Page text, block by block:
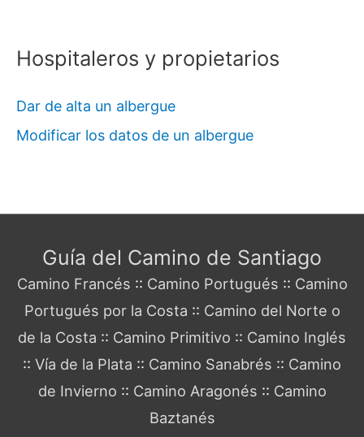
Hospitaleros y propietarios
Dar de alta un albergue
Modificar los datos de un albergue
Guía del Camino de Santiago
Camino Francés :: Camino Portugués :: Camino
Portugués por la Costa :: Camino del Norte o
de la Costa :: Camino Primitivo :: Camino Inglés
:: Vía de la Plata :: Camino Sanabrés :: Camino
de Invierno :: Camino Aragonés :: Camino
Baztanés